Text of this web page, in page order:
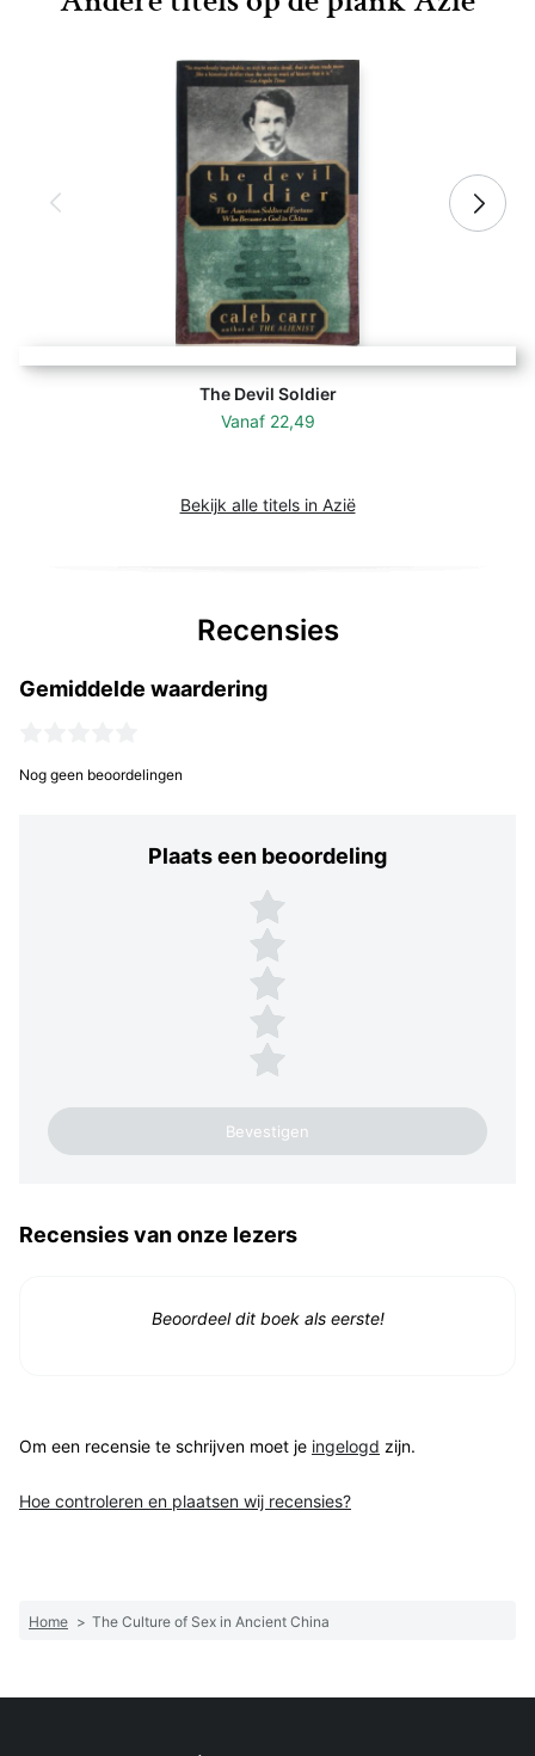
The Devil Soldier
Vanaf 22,49
Bekijk alle titels in Azië
Recensies
Gemiddelde waardering
Nog geen beoordelingen
Plaats een beoordeling
Plaats een beoordeling
5 sterren
4 sterren
3 sterren
2 sterren
1 ster
Recensies van onze lezers
Beoordeel dit boek als eerste!
Om een recensie te schrijven moet je ingelogd zijn.
Hoe controleren en plaatsen wij recensies?
Home > The Culture of Sex in Ancient China